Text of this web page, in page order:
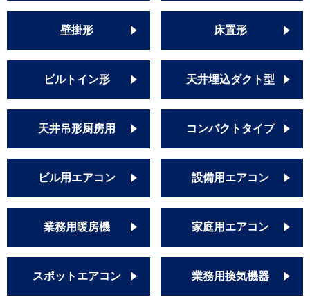
壁掛形 床置形
ビルトイン形 天井埋込ダクト型
天井吊形厨房用 コンパクトタイプ
ビル用エアコン 設備用エアコン
業務用暖房機 家庭用エアコン
スポットエアコン 業務用換気機器